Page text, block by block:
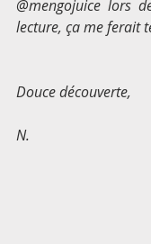
@mengojuice lors
lecture, ça me ferait
Douce découverte,
N.